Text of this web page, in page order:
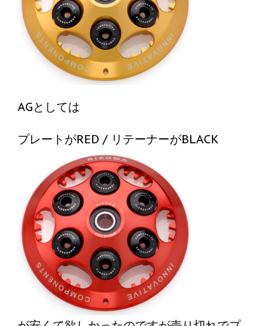
AGとしては
プレートがRED / リテーナーがBLACK